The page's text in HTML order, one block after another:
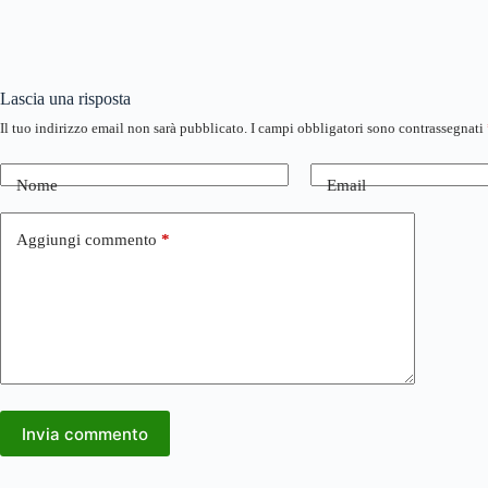
Lascia una risposta
Il tuo indirizzo email non sarà pubblicato. I campi obbligatori sono contrassegnati
Nome Email
Aggiungi commento *
Invia commento